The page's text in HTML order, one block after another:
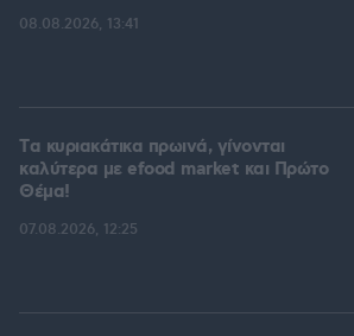
08.08.2026, 13:41
Tα κυριακάτικα πρωινά, γίνονται
καλύτερα με efood market και Πρώτο
Θέμα!
07.08.2026, 12:25